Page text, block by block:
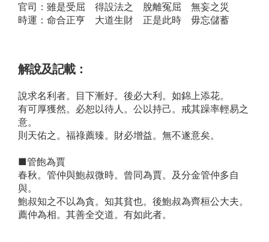
官司：雖是受屈 得設法之 脫離冤屈 無妄之災
時運：命合正亨 大道生財 正是此時 毋忘儲蓄
解說及記載：
說求名利者。目下漸好。後必大利。如錦上添花。
有可厚獲然。必恕以待人。公以持己。戒其躁率輕易之
意。
則天佑之。福祿薦臻。財必增益。無不遂意矣。
■管飽為賈
春秋。管仲與鮑叔微時。曾同為賈。及分金管仲多自
與。
鮑叔知之不以為貪。知其貧也。後鮑叔為齊桓公大夫。
薦仲為相。其善全交道。有如此者。